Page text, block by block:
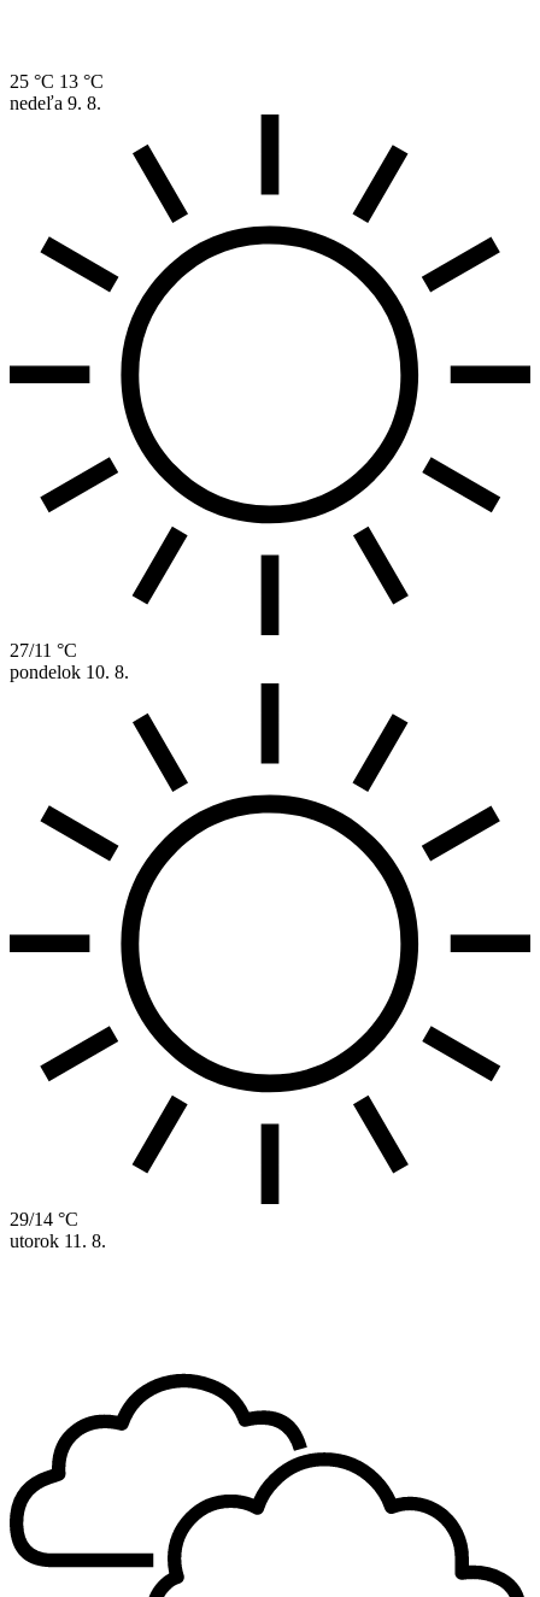
25 °C 13 °C
nedeľa 9. 8.
27/11 °C
pondelok 10. 8.
29/14 °C
utorok 11. 8.